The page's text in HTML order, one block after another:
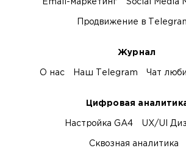
Email-маркетинг Social Media
Продвижение в
Журнал
О нас Наш Telegram Чат
Цифровая
Настройка GA4 UX/UI
Сквозная аналитика